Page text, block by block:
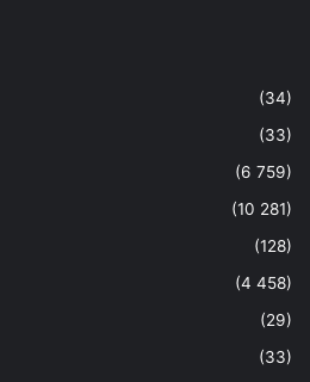
(34)
(33)
(6 759)
(10 281)
(128)
(4 458)
(29)
(33)